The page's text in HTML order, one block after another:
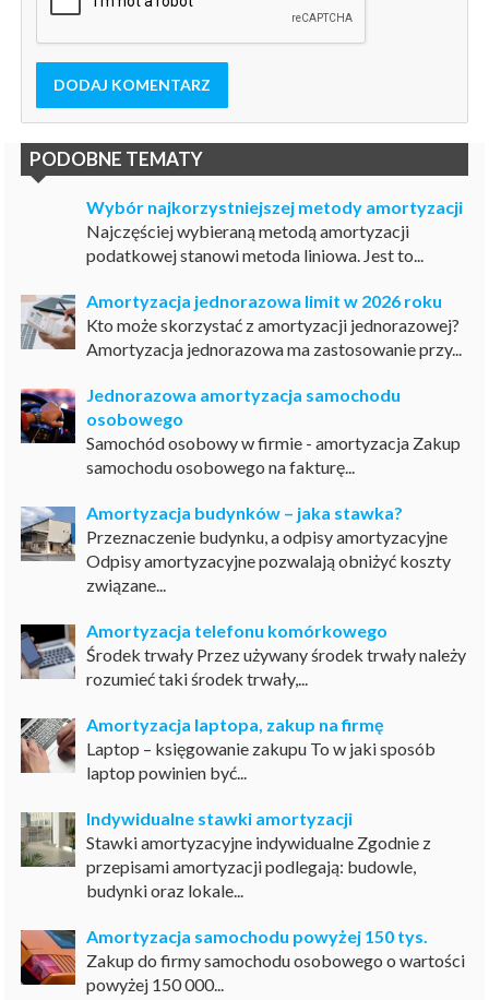
DODAJ KOMENTARZ
PODOBNE TEMATY
Wybór najkorzystniejszej metody amortyzacji
Najczęściej wybieraną metodą amortyzacji
podatkowej stanowi metoda liniowa. Jest to...
Amortyzacja jednorazowa limit w 2026 roku
Kto może skorzystać z amortyzacji jednorazowej?
Amortyzacja jednorazowa ma zastosowanie przy...
Jednorazowa amortyzacja samochodu
osobowego
Samochód osobowy w firmie - amortyzacja Zakup
samochodu osobowego na fakturę...
Amortyzacja budynków – jaka stawka?
Przeznaczenie budynku, a odpisy amortyzacyjne
Odpisy amortyzacyjne pozwalają obniżyć koszty
związane...
Amortyzacja telefonu komórkowego
Środek trwały Przez używany środek trwały należy
rozumieć taki środek trwały,...
Amortyzacja laptopa, zakup na firmę
Laptop – księgowanie zakupu To w jaki sposób
laptop powinien być...
Indywidualne stawki amortyzacji
Stawki amortyzacyjne indywidualne Zgodnie z
przepisami amortyzacji podlegają: budowle,
budynki oraz lokale...
Amortyzacja samochodu powyżej 150 tys.
Zakup do firmy samochodu osobowego o wartości
powyżej 150 000...